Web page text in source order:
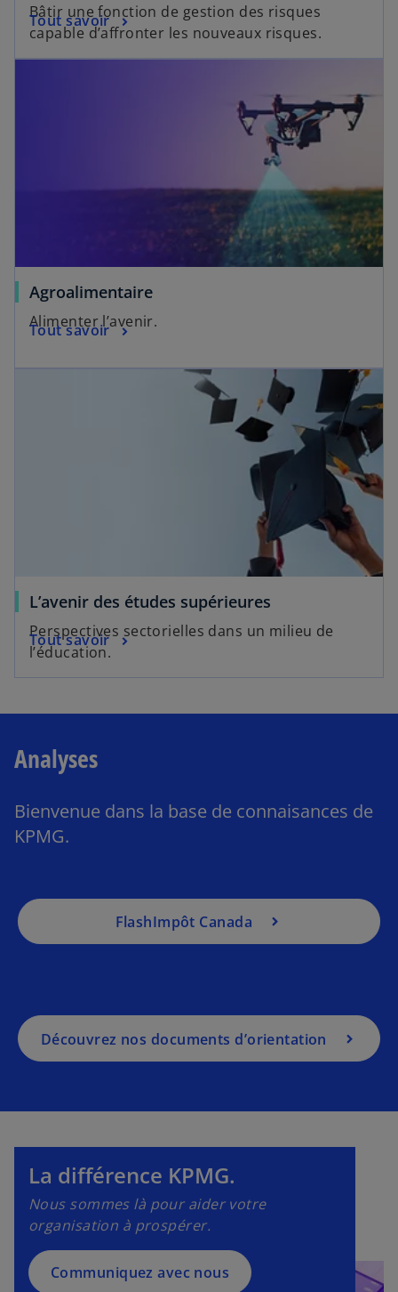
Bâtir une fonction de gestion des risques
capable d’affronter les nouveaux risques.
Tout savoir
Agroalimentaire
Alimenter l’avenir.
Tout savoir
L’avenir des études supérieures
Perspectives sectorielles dans un milieu de
l’éducation.
Tout savoir
Analyses
Bienvenue dans la base de connaisances de
KPMG.
FlashImpôt Canada
Découvrez nos documents d’orientation
La différence KPMG.
Nous sommes là pour aider votre
organisation à prospérer.
Communiquez avec nous
o
r
a
n
s
n